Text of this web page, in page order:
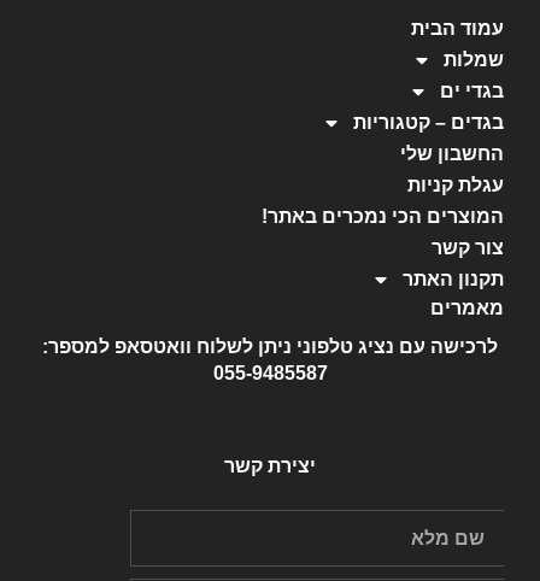
עמוד הבית
שמלות
בגדי ים
בגדים – קטגוריות
החשבון שלי
עגלת קניות
המוצרים הכי נמכרים באתר!
צור קשר
תקנון האתר
מאמרים
לרכישה עם נציג טלפוני ניתן לשלוח וואטסאפ למספר:
055-9485587
יצירת קשר